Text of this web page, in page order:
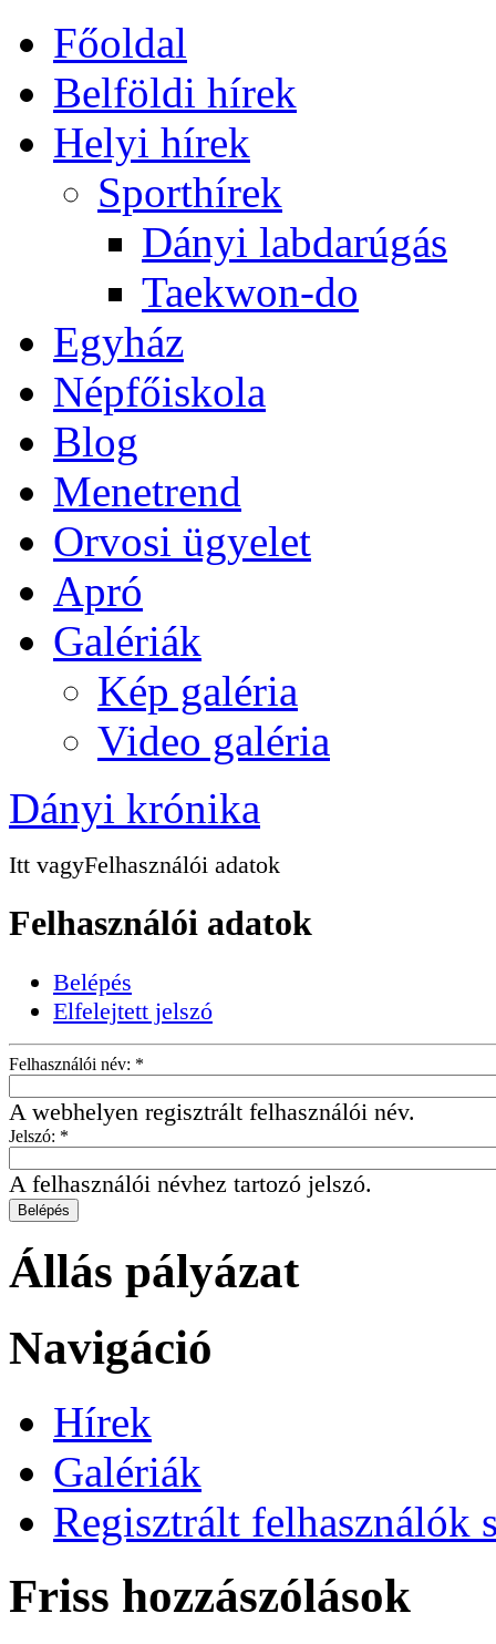
Főoldal
Belföldi hírek
Helyi hírek
Sporthírek
Dányi labdarúgás
Taekwon-do
Egyház
Népfőiskola
Blog
Menetrend
Orvosi ügyelet
Apró
Galériák
Kép galéria
Video galéria
Dányi krónika
Itt vagyFelhasználói adatok
Felhasználói adatok
Belépés
Elfelejtett jelszó
Felhasználói név: *
A webhelyen regisztrált felhasználói név.
Jelszó: *
A felhasználói névhez tartozó jelszó.
Állás pályázat
Navigáció
Hírek
Galériák
Regisztrált felhasználók
Friss hozzászólások